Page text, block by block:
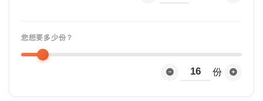
您想要多少份？
份